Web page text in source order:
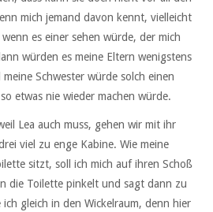
mich jemand davon kennt, vielleicht
es einer sehen würde, der mich
würden es meine Eltern wenigstens
Schwester würde solch einen
etwas nie wieder machen würde.
Lea auch muss, gehen wir mit ihr
viel zu enge Kabine. Wie meine
sitzt, soll ich mich auf ihren Schoß
die Toilette pinkelt und sagt dann zu
gleich in den Wickelraum, denn hier